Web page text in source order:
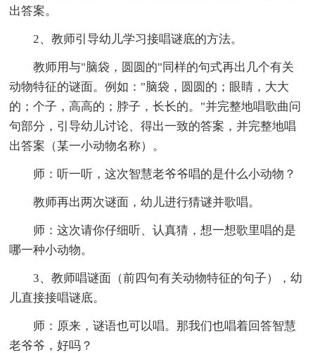
出答案。
2、教师引导幼儿学习接唱谜底的方法。
教师用与"脑袋，圆圆的"同样的句式再出几个有关
动物特征的谜面。例如："脑袋，圆圆的；眼睛，大大
的；个子，高高的；脖子，长长的。"并完整地唱歌曲问
句部分，引导幼儿讨论、得出一致的答案，并完整地唱
出答案（某一小动物名称）。
师：听一听，这次智慧老爷爷唱的是什么小动物？
教师再出两次谜面，幼儿进行猜谜并歌唱。
师：这次请你仔细听、认真猜，想一想歌里唱的是
哪一种小动物。
3、教师唱谜面（前四句有关动物特征的句子），幼
儿直接接唱谜底。
师：原来，谜语也可以唱。那我们也唱着回答智慧
老爷爷，好吗？